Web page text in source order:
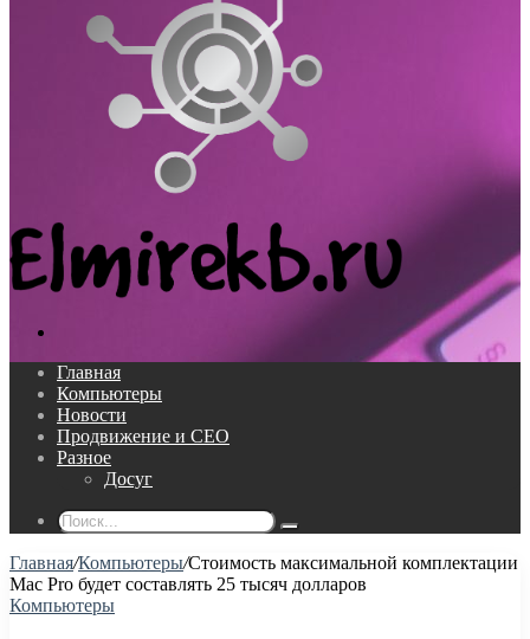
Главная
Компьютеры
Новости
Продвижение и СЕО
Разное
Досуг
Поиск...
Главная/Компьютеры/Стоимость максимальной комплектации
Mac Pro будет составлять 25 тысяч долларов
Компьютеры